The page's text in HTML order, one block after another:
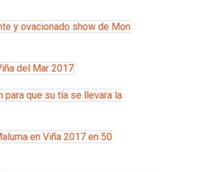
y ovacionado show de Mon
del Mar 2017
para que su tía se llevara la
en Viña 2017 en 50